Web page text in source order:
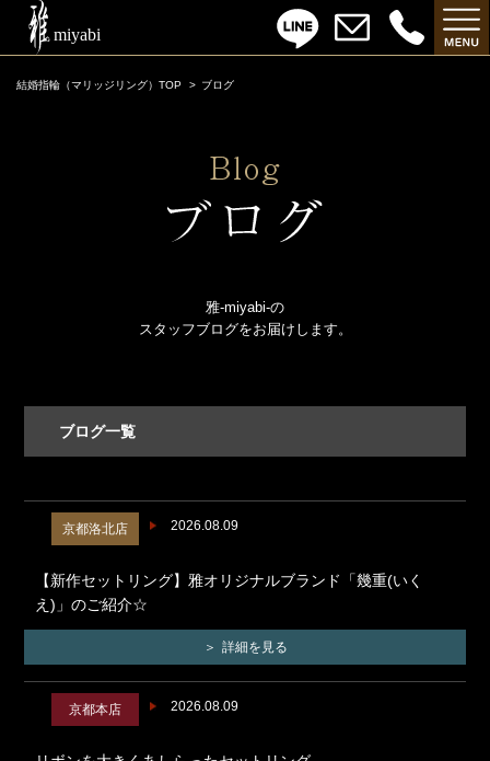
結婚指輪（マリッジリング）TOP ブログ
雅-miyabi-の
スタッフブログをお届けします。
ブログ一覧
2026.08.09
京都洛北店
【新作セットリング】雅オリジナルブランド「幾重(いく
え)」のご紹介☆
詳細を見る
2026.08.09
京都本店